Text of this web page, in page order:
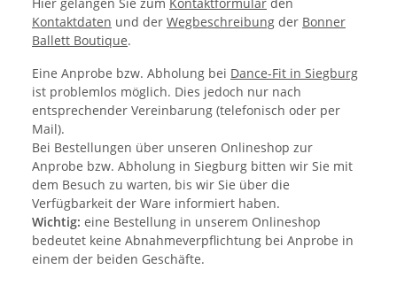
Kontaktdaten und der Wegbeschreibung der Bonner
Ballett Boutique.
Eine Anprobe bzw. Abholung bei Dance-Fit in Siegburg
ist problemlos möglich. Dies jedoch nur nach
entsprechender Vereinbarung (telefonisch oder per
Mail).
Bei Bestellungen über unseren Onlineshop zur
Anprobe bzw. Abholung in Siegburg bitten wir Sie mit
dem Besuch zu warten, bis wir Sie über die
Verfügbarkeit der Ware informiert haben.
Wichtig: eine Bestellung in unserem Onlineshop
bedeutet keine Abnahmeverpflichtung bei Anprobe in
einem der beiden Geschäfte.